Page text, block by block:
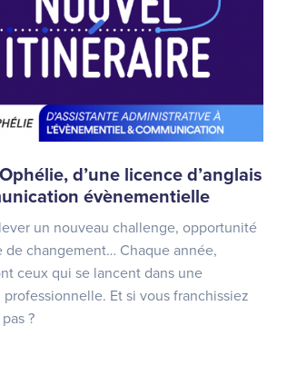
d’une licence d’anglais
évènementielle
un nouveau challenge, opportunité
de changement… Chaque année,
ceux qui se lancent dans une
Et si vous franchissiez
?